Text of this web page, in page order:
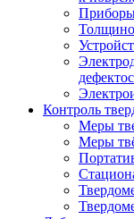
Приборы
Контроль
Меры
Меры